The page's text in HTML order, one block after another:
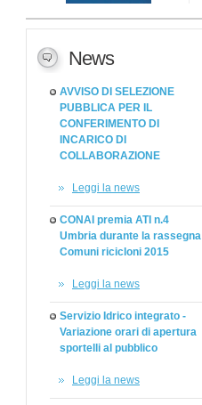
News
AVVISO DI SELEZIONE
PUBBLICA PER IL
CONFERIMENTO DI
INCARICO DI
COLLABORAZIONE
Leggi la news
CONAI premia ATI n.4
Umbria durante la rassegna
Comuni ricicloni 2015
Leggi la news
Servizio Idrico integrato -
Variazione orari di apertura
sportelli al pubblico
Leggi la news